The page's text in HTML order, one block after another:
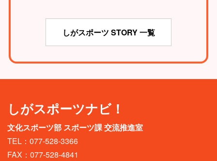
しがスポーツ STORY 一覧
しがスポーツナビ！
文化スポーツ部 スポーツ課 交流推進室
TEL：077-528-3366
FAX：077-528-4841